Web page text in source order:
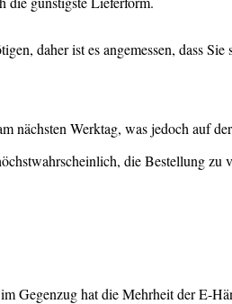
daher ist es angemessen, dass Sie
Werktag, was jedoch auf
die Bestellung zu
Gegenzug hat die Mehrheit der E-